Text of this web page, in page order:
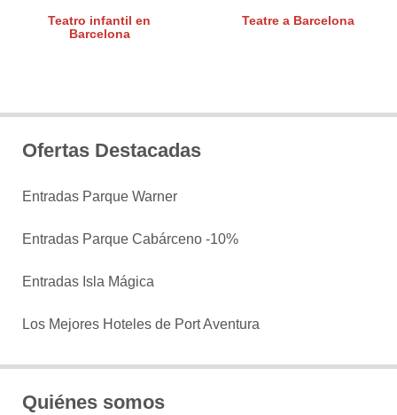
Teatro infantil en
Barcelona
Teatre a Barcelona
Ofertas Destacadas
Entradas Parque Warner
Entradas Parque Cabárceno -10%
Entradas Isla Mágica
Los Mejores Hoteles de Port Aventura
Quiénes somos